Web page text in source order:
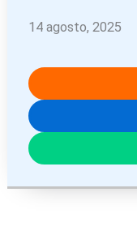
14 agosto, 2025